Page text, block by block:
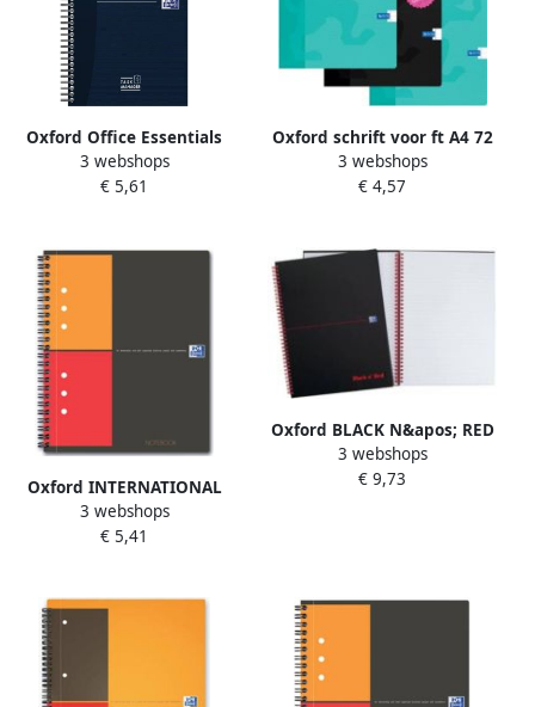
Oxford Office Essentials
taskmanager 230
pagina&apos;s ft 14 1 x 24 6
3 webshops
€ 5,61
Oxford schrift voor ft A4 72
blz met kantlijn gelijnd
voordeelpak van 3 stuks
3 webshops
€ 4,57
Oxford INTERNATIONAL
Notebook Connect met
scanbare pagina&apos;s
3 webshops
€ 5,41
Oxford BLACK N&apos; RED
spiraalblok karton 140
bladzijden ft A5 gelijnd
3 webshops
€ 9,73